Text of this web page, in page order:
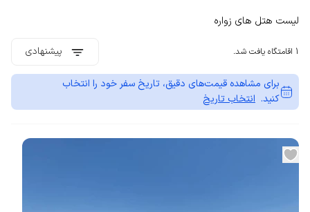
لیست هتل های زواره
1 اقامتگاه یافت شد. پیشنهادی
برای مشاهده قیمت‌های دقیق، تاریخ سفر خود را انتخاب
کنید. انتخاب تاریخ